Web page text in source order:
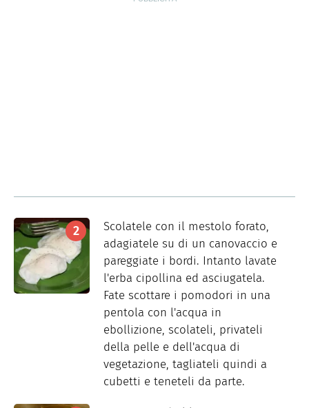
Scolatele con il mestolo forato,
adagiatele su di un canovaccio e
pareggiate i bordi. Intanto lavate
l'erba cipollina ed asciugatela.
Fate scottare i pomodori in una
pentola con l'acqua in
ebollizione, scolateli, privateli
della pelle e dell'acqua di
vegetazione, tagliateli quindi a
cubetti e teneteli da parte.